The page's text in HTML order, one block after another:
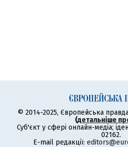
© 2014-2025, Європейська
(детальніше
Суб'єкт у сфері онлайн-медіа;
02162.
E-mail редакції: